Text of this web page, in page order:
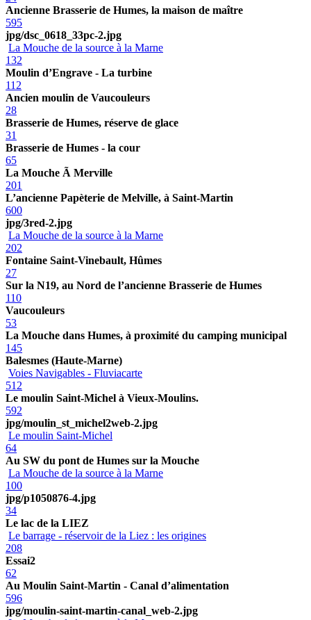
Ancienne Brasserie de Humes, la maison de maître
595
jpg/dsc_0618_33pc-2.jpg
La Mouche de la source à la Marne
132
Moulin d’Engrave - La turbine
112
Ancien moulin de Vaucouleurs
28
Brasserie de Humes, réserve de glace
31
Brasserie de Humes - la cour
65
La Mouche Ã Merville
201
L’ancienne Papèterie de Melville, à Saint-Martin
600
jpg/3red-2.jpg
La Mouche de la source à la Marne
202
Fontaine Saint-Vinebault, Hûmes
27
Sur la N19, au Nord de l’ancienne Brasserie de Humes
110
Vaucouleurs
53
La Mouche dans Humes, à proximité du camping municipal
145
Balesmes (Haute-Marne)
Voies Navigables - Fluviacarte
512
Le moulin Saint-Michel à Vieux-Moulins.
592
jpg/moulin_st_michel2web-2.jpg
Le moulin Saint-Michel
64
Au SW du pont de Humes sur la Mouche
La Mouche de la source à la Marne
100
jpg/p1050876-4.jpg
34
Le lac de la LIEZ
Le barrage - réservoir de la Liez : les origines
208
Essai2
62
Au Moulin Saint-Martin - Canal d’alimentation
596
jpg/moulin-saint-martin-canal_web-2.jpg